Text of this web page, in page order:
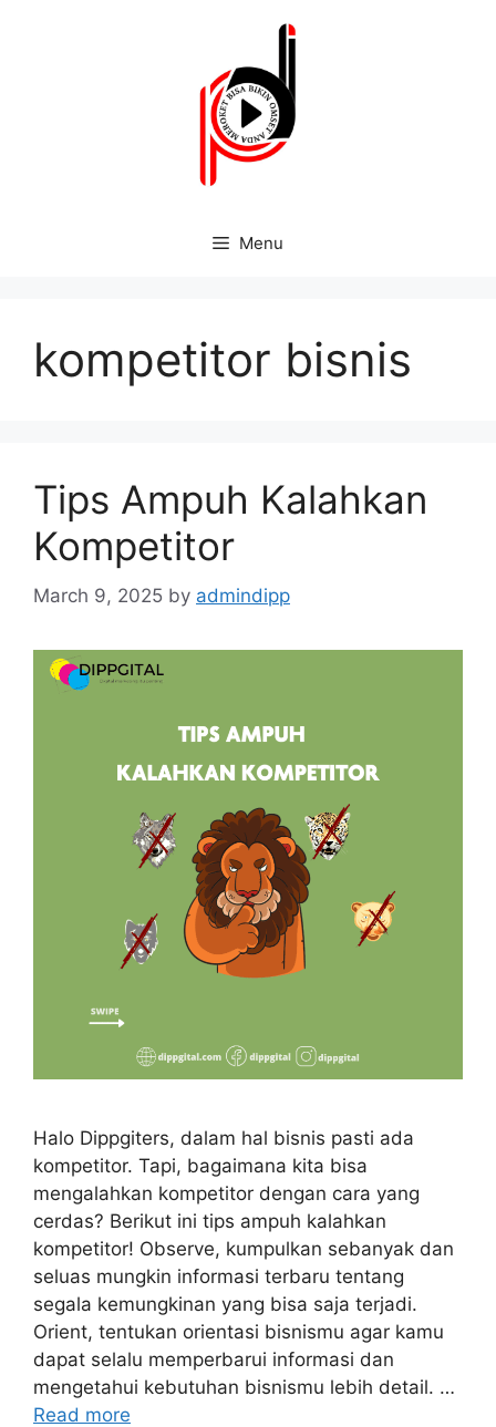
Menu
kompetitor bisnis
Tips Ampuh Kalahkan
Kompetitor
March 9, 2025 by admindipp
Halo Dippgiters, dalam hal bisnis pasti ada
kompetitor. Tapi, bagaimana kita bisa
mengalahkan kompetitor dengan cara yang
cerdas? Berikut ini tips ampuh kalahkan
kompetitor! Observe, kumpulkan sebanyak dan
seluas mungkin informasi terbaru tentang
segala kemungkinan yang bisa saja terjadi.
Orient, tentukan orientasi bisnismu agar kamu
dapat selalu memperbarui informasi dan
mengetahui kebutuhan bisnismu lebih detail. …
Read more